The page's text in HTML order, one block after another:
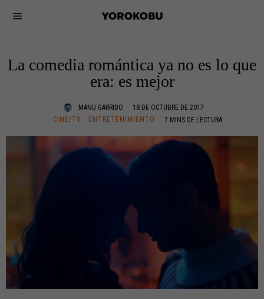
La comedia romántica ya no es lo que
era: es mejor
MANU GARRIDO
18 DE OCTUBRE DE 2017
CINE/TV · ENTRETENIMIENTO 7 MINS DE LECTURA